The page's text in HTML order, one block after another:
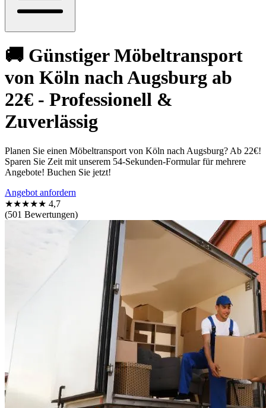
🚚 Günstiger Möbeltransport
von Köln nach Augsburg ab
22€ - Professionell &
Zuverlässig
Planen Sie einen Möbeltransport von Köln nach Augsburg? Ab 22€!
Sparen Sie Zeit mit unserem 54-Sekunden-Formular für mehrere
Angebote! Buchen Sie jetzt!
Angebot anfordern
★★★★★ 4,7
(501 Bewertungen)